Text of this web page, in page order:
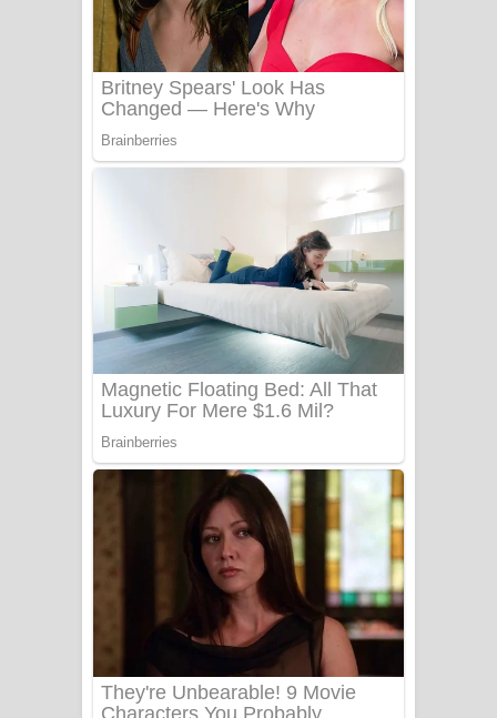
Ow Man Sosa Song Lyrics - ඔව් මං
සෝසා ගීතයේ පද පෙළ
Heavy Weight Song Lyrics
Aye Lanweela Song Lyrics - ආයේ
Ala purannata Song Lyrics - ආල
පුරන්නට ගීතයේ පද පෙළ
FEVER DREAM Lyrics - Alex Warren
BTS : Hooligan Lyrics
Apa Hamuwee Song Lyrics - අප හමුවී
ගීතයේ පද පෙළ
PATHINIYE Song Lyrics - පතිනියනේ
ගීතයේ පද පෙළ
Sorry Sir Song Lyrics - සොරි සර්
ගීතයේ පද පෙළ